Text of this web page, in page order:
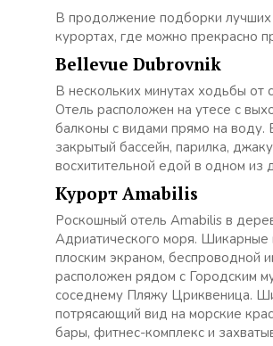
В продолжение подборки
курортах, где можно прекрасно
Bellevue Dubrovnik
В нескольких минутах ходьбы
Отель расположен на утесе с
балконы с видами прямо на воду.
закрытый бассейн, парилка,
восхитительной едой в одном из
Курорт Amabilis
Роскошный отель Amabilis в
Адриатического моря. Шикарные
плоским экраном, беспроводной
расположен рядом с Городским
соседнему Пляжу Цриквеница.
потрясающий вид на морские
бары, фитнес-комплекс и